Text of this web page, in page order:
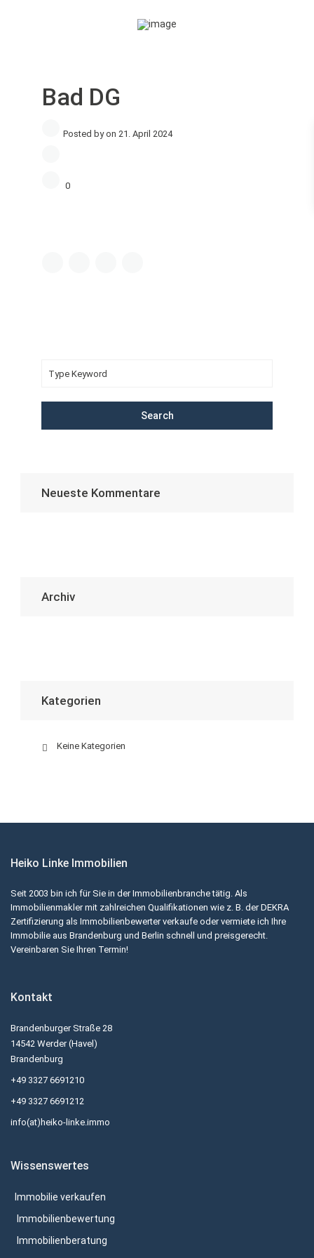
Bad DG
Posted by on 21. April 2024
0
Search
Neueste Kommentare
Archiv
Kategorien
Keine Kategorien
Heiko Linke Immobilien
Seit 2003 bin ich für Sie in der Immobilienbranche tätig. Als
Immobilienmakler mit zahlreichen Qualifikationen wie z. B. der DEKRA
Zertifizierung als Immobilienbewerter verkaufe oder vermiete ich Ihre
Immobilie aus Brandenburg und Berlin schnell und preisgerecht.
Vereinbaren Sie Ihren Termin!
Kontakt
Brandenburger Straße 28
14542 Werder (Havel)
Brandenburg
+49 3327 6691210
+49 3327 6691212
info(at)heiko-linke.immo
Wissenswertes
Immobilie verkaufen
Immobilienbewertung
Immobilienberatung